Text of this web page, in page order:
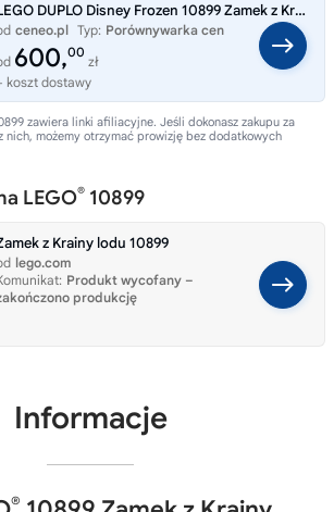
LEGO DUPLO Disney Frozen 10899 Zamek z Krainy lodu
ceneo.pl Typ: Porównywarka cen
600,00
zł
koszt dostawy
zawiera linki afiliacyjne. Jeśli dokonasz zakupu za
nich, możemy otrzymać prowizję bez dodatkowych
LEGO® 10899
z Krainy lodu 10899
lego.com
Produkt wycofany –
produkcję
Informacje
®